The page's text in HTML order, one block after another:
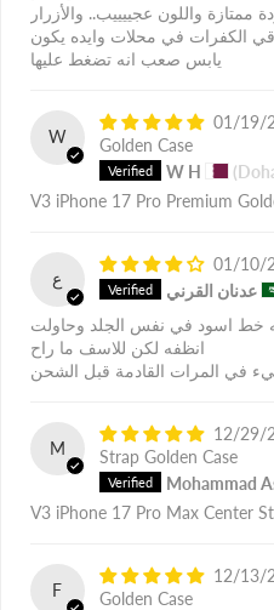
واللون عجييييب.. والأزرار
الكفرات في محلات وايده يكون
يابس صعب انه تضغط عليها
W
01/19/
Golden Case
W H
V3 iPhone 17 Pro Premium
ع
01/10/
عدنان القرني
خط اسود في نفس الجلد وحاولت
انظفه لكن للاسف ما راح
في المرات القادمة قبل الشحن
M
12/29/
Strap Golden Case
Mohammad
V3 iPhone 17 Pro Max Center
F
12/13/
Golden Case